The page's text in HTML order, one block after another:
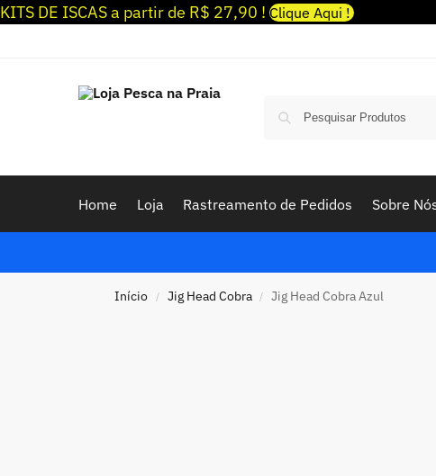
KITS DE ISCAS a partir de R$ 27,90 ! Clique Aqui !
Home Loja Rastreamento de Pedidos Sobre
Início / Jig Head Cobra / Jig Head Cobra Azul